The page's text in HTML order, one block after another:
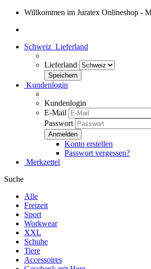
Willkommen im Juratex Onlineshop -
Schweiz Lieferland
Lieferland
Kundenlogin
Kundenlogin
E-Mail
Passwort
Konto erstellen
Passwort vergessen?
Merkzettel
Suche
Alle
Freizeit
Sport
Workwear
XXL
Schuhe
Tiere
Accessoires